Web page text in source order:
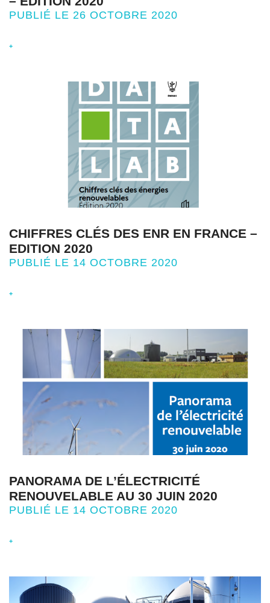
PUBLIÉ LE 26 OCTOBRE 2020
+
CHIFFRES CLÉS DES ENR EN FRANCE –
EDITION 2020
PUBLIÉ LE 14 OCTOBRE 2020
+
PANORAMA DE L’ÉLECTRICITÉ
RENOUVELABLE AU 30 JUIN 2020
PUBLIÉ LE 14 OCTOBRE 2020
+